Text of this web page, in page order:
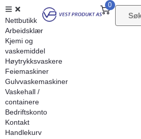
0
Nettbutikk
Arbeidsklær
Kjemi og
vaskemiddel
Høytrykksvaskere
Feiemaskiner
Gulvvaskemaskiner
Vaskehall /
containere
Bedriftskonto
Kontakt
Handlekurv